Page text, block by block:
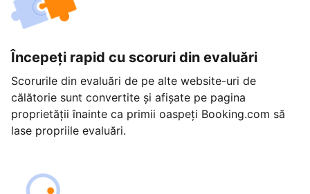
Începeți rapid cu scoruri din evaluări
Scorurile din evaluări de pe alte website-uri de
călătorie sunt convertite și afișate pe pagina
proprietății înainte ca primii oaspeți Booking.com să
lase propriile evaluări.